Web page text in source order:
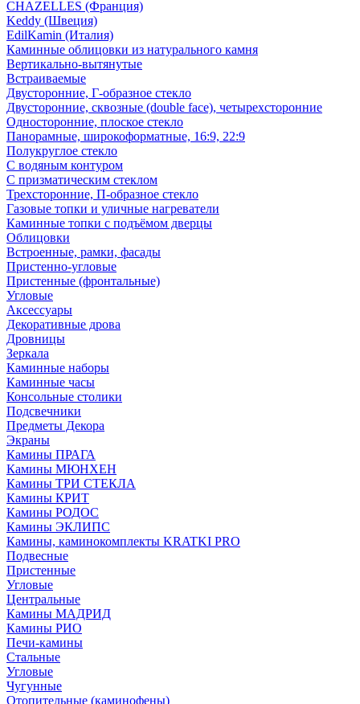
CHAZELLES (Франция)
Keddy (Швеция)
EdilKamin (Италия)
Каминные облицовки из натурального камня
Вертикально-вытянутые
Встраиваемые
Двусторонние, Г-образное стекло
Двусторонние, сквозные (double face), четырехсторонние
Односторонние, плоское стекло
Панорамные, широкоформатные, 16:9, 22:9
Полукруглое стекло
С водяным контуром
С призматическим стеклом
Трехсторонние, П-образное стекло
Газовые топки и уличные нагреватели
Каминные топки с подъёмом дверцы
Облицовки
Встроенные, рамки, фасады
Пристенно-угловые
Пристенные (фронтальные)
Угловые
Аксессуары
Декоративные дрова
Дровницы
Зеркала
Каминные наборы
Каминные часы
Консольные столики
Подсвечники
Предметы Декора
Экраны
Камины ПРАГА
Камины МЮНХЕН
Камины ТРИ СТЕКЛА
Камины КРИТ
Камины РОДОС
Камины ЭКЛИПС
Камины, каминокомплекты KRATKI PRO
Подвесные
Пристенные
Угловые
Центральные
Камины МАДРИД
Камины РИО
Печи-камины
Стальные
Угловые
Чугунные
Отопительные (каминофены)